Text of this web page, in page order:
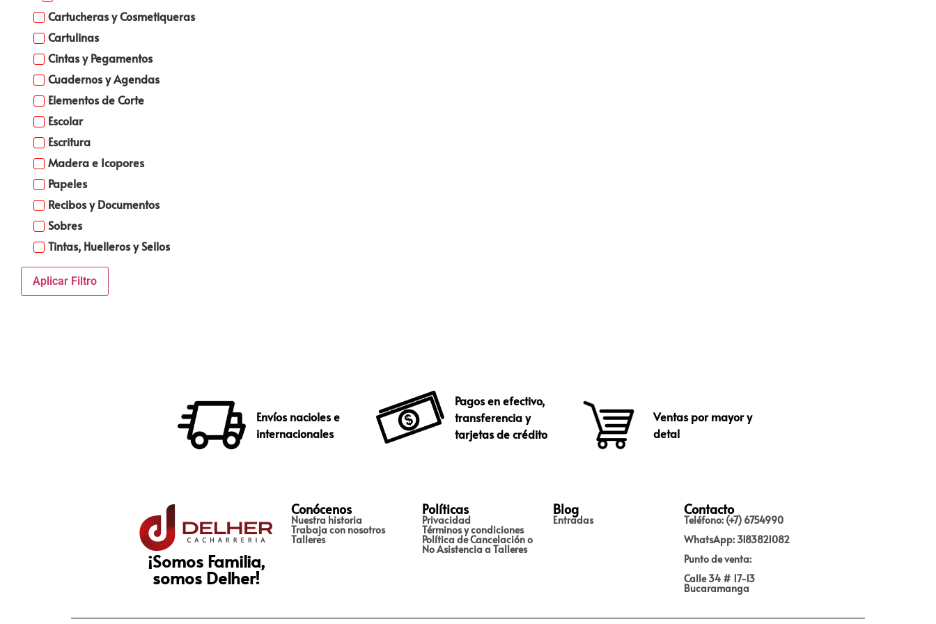
Cartucheras y Cosmetiqueras
Cartulinas
Cintas y Pegamentos
Cuadernos y Agendas
Elementos de Corte
Escolar
Escritura
Madera e Icopores
Papeles
Recibos y Documentos
Sobres
Tintas, Huelleros y Sellos
Aplicar Filtro
Envíos nacioles e
internacionales
Pagos en efectivo,
transferencia y
tarjetas de crédito
Ventas por mayor y
detal
¡Somos Familia,
somos Delher!
Conócenos
Nuestra historia
Trabaja con nosotros
Talleres
Políticas
Privacidad
Términos y condiciones
Política de Cancelación o
No Asistencia a Talleres
Blog
Entradas
Contacto
Teléfono: (+7) 6754990
WhatsApp: 3183821082
Punto de venta:
Calle 34 # 17-13
Bucaramanga